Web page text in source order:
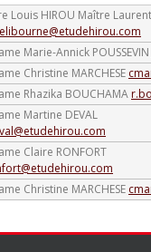
Louis HIROU Maître
Marie-Annick POUSSEVIN
Christine MARCHESE
Rhazika BOUCHAMA
Martine DEVAL
Claire RONFORT
Christine MARCHESE